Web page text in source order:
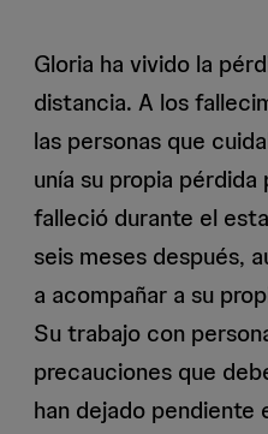
Gloria ha vivido la
distancia. A los
las personas que
unía su propia
falleció durante el
seis meses después,
a acompañar a su
Su trabajo con
precauciones que
han dejado pendiente